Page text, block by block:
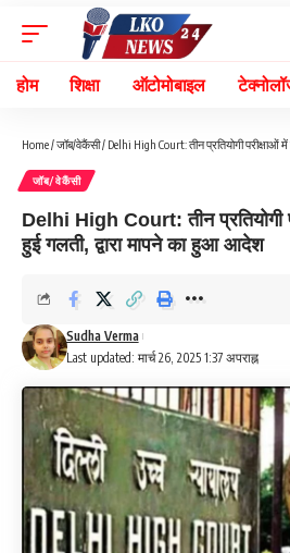
होम शिक्षा ऑटोमोबाइल
Home/जॉब/वेकैंसी/ Delhi High Court: तीन प्रतियोगी परीक्षाओं में
जॉब/वेकैंसी
Delhi High Court: तीन प्रतियोगी
हुई गलती, द्वारा मापने का हुआ आदेश
Last updated: मार्च 26, 2025 1:37 अपराह्न
Sudha Verma